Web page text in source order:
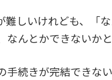
しいけれども、「
んとかできないかと
続きが完結できな